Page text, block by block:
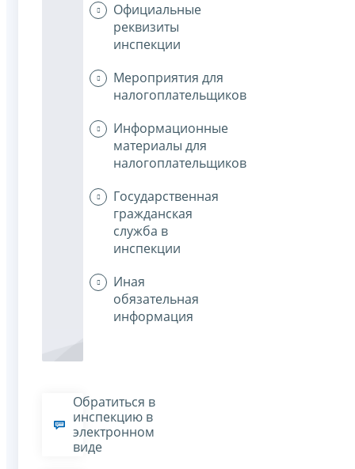
Официальные
реквизиты
инспекции
Мероприятия для
налогоплательщиков
Информационные
материалы для
налогоплательщиков
Государственная
гражданская
служба в
инспекции
Иная
обязательная
информация
Обратиться в
инспекцию в
электронном
виде